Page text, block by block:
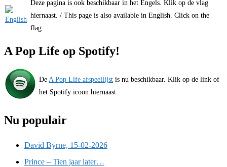
Deze pagina is ook beschikbaar in het Engels. Klik op de vlag
hiernaast. / This page is also available in English. Click on the
flag.
A Pop Life op Spotify!
De A Pop Life afspeellijst is nu beschikbaar. Klik op de link of
het Spotify icoon hiernaast.
Nu populair
David Byrne, 15-02-2026
Prince – Tien jaar later…